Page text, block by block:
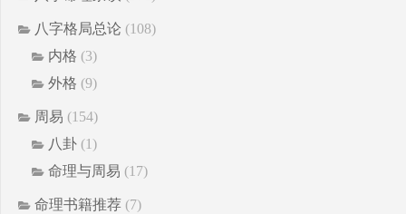
八字格局总论 (108)
内格 (3)
外格 (9)
周易 (154)
八卦 (1)
命理与周易 (17)
命理书籍推荐 (7)